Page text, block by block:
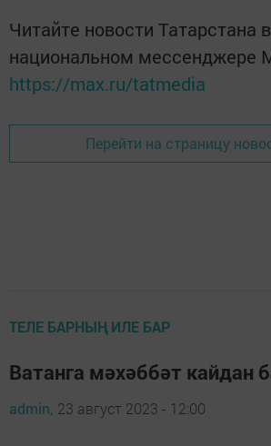
Читайте новости Татарстана в
национальном мессенджере
https://max.ru/tatmedia
Перейти на страницу
ТЕЛЕ БАРНЫҢ ИЛЕ БАР
Ватанга мәхәббәт кайдан
admin, 23 август 2023 - 12:00